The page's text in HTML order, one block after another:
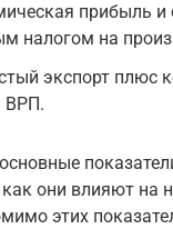
прибыль
налогом на
экспорт плюс
ВРП.
они влияют на
этих